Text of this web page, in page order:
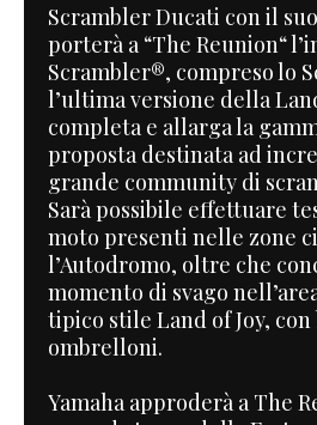
Scrambler Ducati con il
porterà a “The Reunion“
Scrambler®, compreso lo
l’ultima versione della
completa e allarga la
proposta destinata ad
grande community di
Sarà possibile effettuare
moto presenti nelle zone
l’Autodromo, oltre che
momento di svago
tipico stile Land of Joy,
ombrelloni.
Yamaha approderà a The